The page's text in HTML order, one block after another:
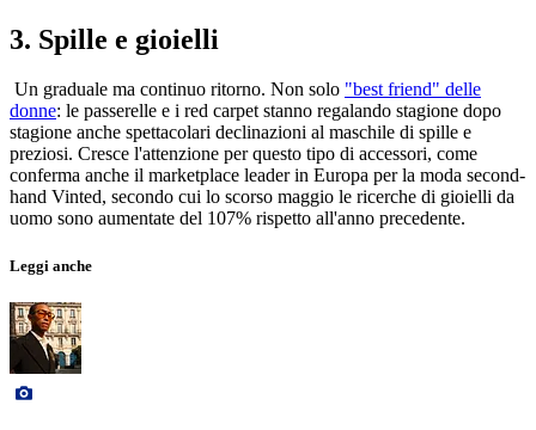
3. Spille e gioielli
Un graduale ma continuo ritorno. Non solo "best friend" delle
donne: le passerelle e i red carpet stanno regalando stagione dopo
stagione anche spettacolari declinazioni al maschile di spille e
preziosi. Cresce l'attenzione per questo tipo di accessori, come
conferma anche il marketplace leader in Europa per la moda second-
hand Vinted, secondo cui lo scorso maggio le ricerche di gioielli da
uomo sono aumentate del 107% rispetto all'anno precedente.
Leggi anche